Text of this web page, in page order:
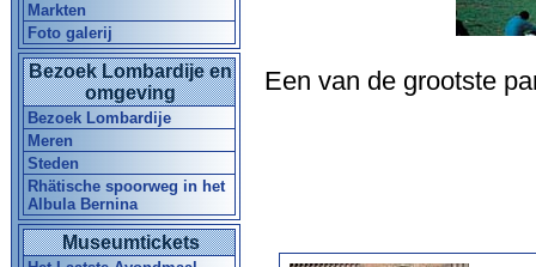
Markten
Foto galerij
Bezoek Lombardije en
omgeving
Bezoek Lombardije
Meren
Steden
Rhätische spoorweg in het
Albula Bernina
Museumtickets
Een van de grootste